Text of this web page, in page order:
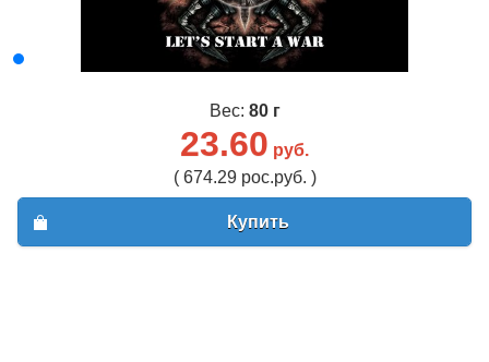
Вес: 80 г
23.60 руб.
( 674.29 рос.руб. )
Купить